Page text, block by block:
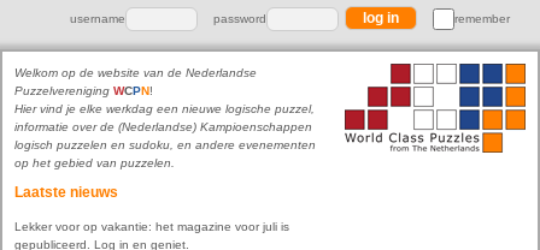
username password remember
Welkom op de website van de Nederlandse
Puzzelvereniging WCPN!
Hier vind je elke werkdag een nieuwe logische puzzel,
informatie over de (Nederlandse) Kampioenschappen
logisch puzzelen en sudoku, en andere evenementen
op het gebied van puzzelen.
Laatste nieuws
Lekker voor op vakantie: het magazine voor juli is
gepubliceerd. Log in en geniet.